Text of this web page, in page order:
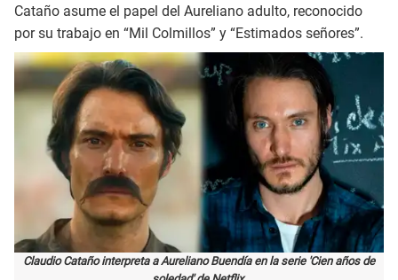
Cataño asume el papel del Aureliano adulto, reconocido
por su trabajo en “Mil Colmillos” y “Estimados señores”.
Claudio Cataño interpreta a Aureliano Buendía en la serie 'Cien años de